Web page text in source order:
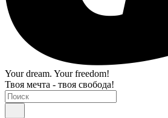
Your dream. Your freedom!
Твоя мечта - твоя свобода!